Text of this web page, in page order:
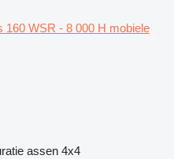
160 WSR - 8 000 H mobiele
assen 4x4